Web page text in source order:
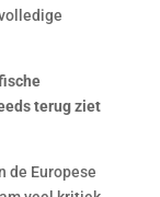
terug ziet
de Europese